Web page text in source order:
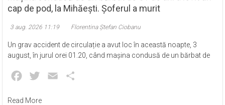
cap de pod, la Mihăești. Șoferul a murit
3 aug. 2026 11:19 Florentina Ștefan Ciobanu
Un grav accident de circulație a avut loc în această noapte, 3
august, în jurul orei 01.20, când mașina condusă de un bărbat de
Facebook
Twitter Email
Read More